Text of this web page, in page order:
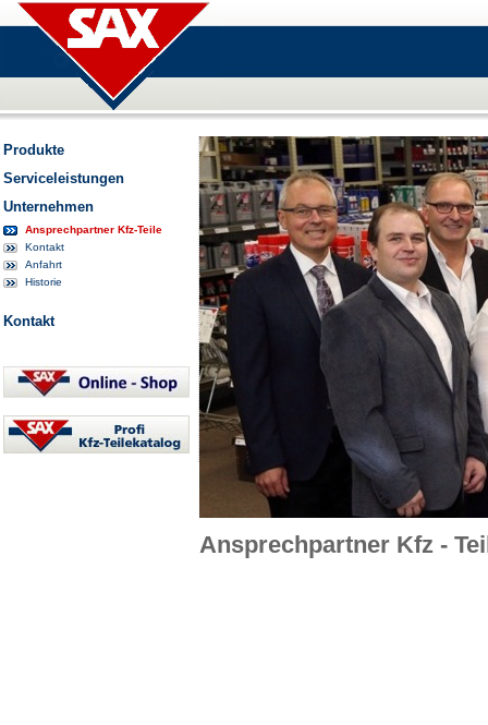
Produkte
Serviceleistungen
Unternehmen
Ansprechpartner Kfz-Teile
Kontakt
Anfahrt
Historie
Kontakt
Ansprechpartner Kfz -